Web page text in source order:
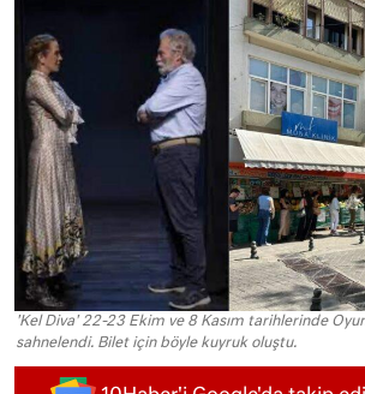
'Kel Diva' 22-23 Ekim ve 8 Kasım tarihlerinde
sahnelendi. Bilet için böyle kuyruk oluştu.